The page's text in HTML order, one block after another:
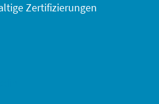
Zertifizierungen